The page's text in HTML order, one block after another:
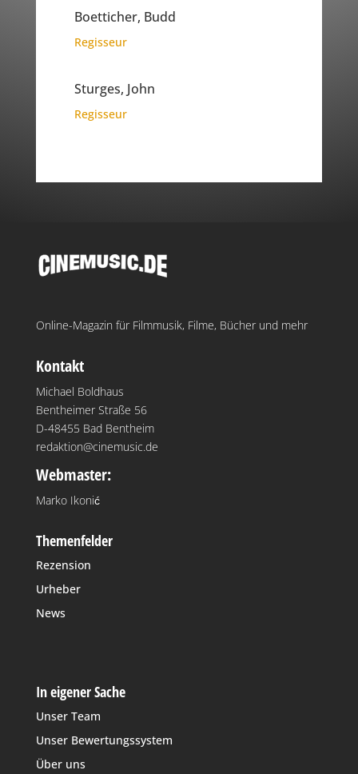
Boetticher, Budd
Regisseur
Sturges, John
Regisseur
Online-Magazin für Filmmusik, Filme, Bücher und mehr
Kontakt
Michael Boldhaus
Bentheimer Straße 56
D-48455 Bad Bentheim
redaktion@cinemusic.de
Webmaster:
Marko Ikonić
Themenfelder
Rezension
Urheber
News
In eigener Sache
Unser Team
Unser Bewertungssystem
Über uns